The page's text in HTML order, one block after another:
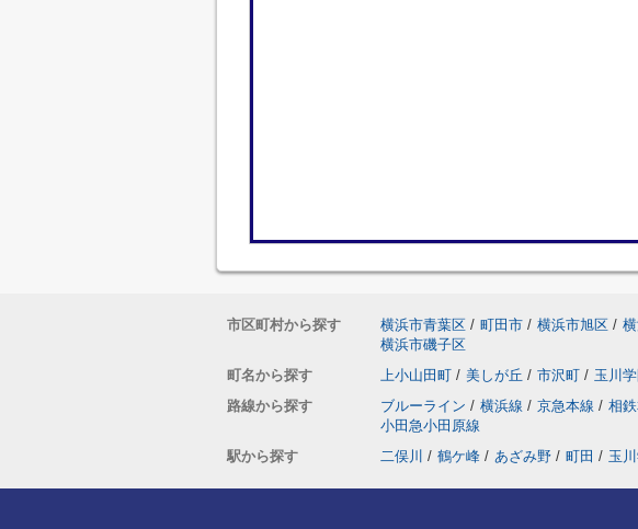
市区町村から探す 横浜市青葉区 / 町田市 / 横浜市旭区 /
横浜市磯子区
町名から探す
上小山田町 / 美しが丘 / 市沢町 / 玉川
路線から探す
ブルーライン / 横浜線 / 京急本線 / 相
小田急小田原線
駅から探す
二俣川 / 鶴ケ峰 / あざみ野 / 町田 / 玉